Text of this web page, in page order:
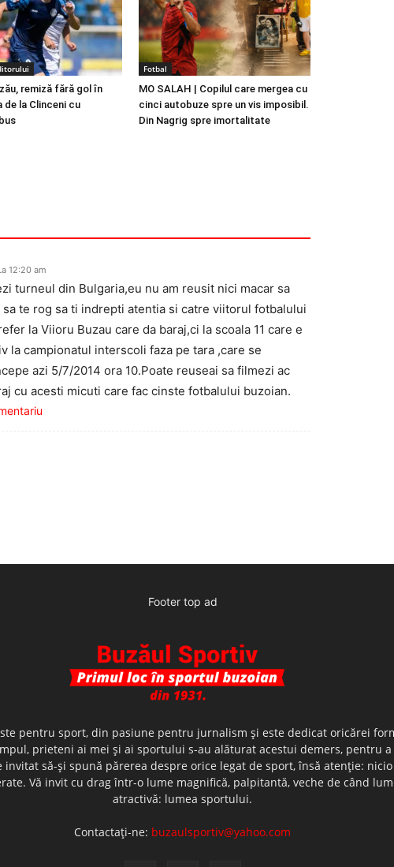
remiză fără gol în
de la Clinceni cu
Fotbal
MO SALAH | Copilul care mergea cu
cinci autobuze spre un vis imposibil.
Din Nagrig spre imortalitate
12:20 am
turneul din Bulgaria,eu nu am reusit nici macar sa
te rog sa ti indrepti atentia si catre viitorul fotbalului
la Viioru Buzau care da baraj,ci la scoala 11 care e
la campionatul interscoli faza pe tara ,care se
azi 5/7/2014 ora 10.Poate reuseai sa filmezi ac
cu acesti micuti care fac cinste fotbalului buzoian.
Footer top ad
pentru sport, din pasiune pentru jurnalism şi este dedicat oricărei
prieteni ai mei şi ai sportului s-au alăturat acestui demers, pentru a
invitat să-şi spună părerea despre orice legat de sport, însă atenţie:
Vă invit cu drag într-o lume magnifică, palpitantă, veche de când
atractivă: lumea sportului.
Contactați-ne: buzaulsportiv@yahoo.com